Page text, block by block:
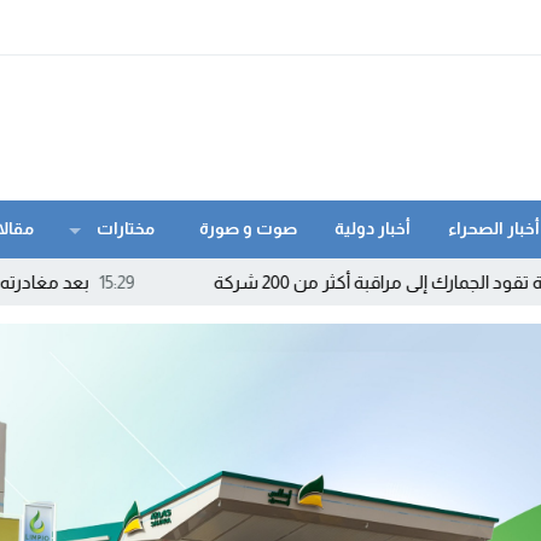
أخبار الصحراء أخبار دولية صوت و صورة مختارات
15:29 بعد مغادرته «الأحرار» أكثر من 200 شركة